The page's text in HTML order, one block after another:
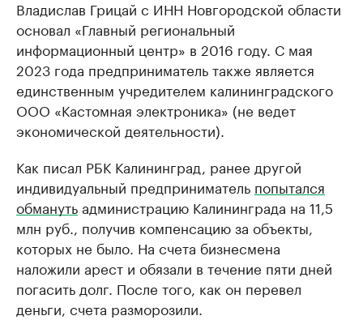
Владислав Грицай с ИНН Новгородской области
основал «Главный региональный
информационный центр» в 2016 году. С мая
2023 года предприниматель также является
единственным учредителем калининградского
ООО «Кастомная электроника» (не ведет
экономической деятельности).
Как писал РБК Калининград, ранее другой
индивидуальный предприниматель попытался
обманутьадминистрацию Калининграда на 11,5
млн руб., получив компенсацию за объекты,
которых не было. На счета бизнесмена
наложили арест и обязали в течение пяти дней
погасить долг. После того, как он перевел
деньги, счета разморозили.